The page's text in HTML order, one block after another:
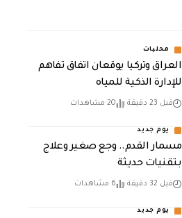
محليات
العراق وتركيا يوقعان اتفاق تفاهم
للإدارة الذكية للمياه
قبل 23 دقيقة 20 مشاهدات
يوم جديد
مسمار القدم.. وجع صغير وعلاج
بتقنيات حديثة
قبل 32 دقيقة 6 مشاهدات
يوم جديد